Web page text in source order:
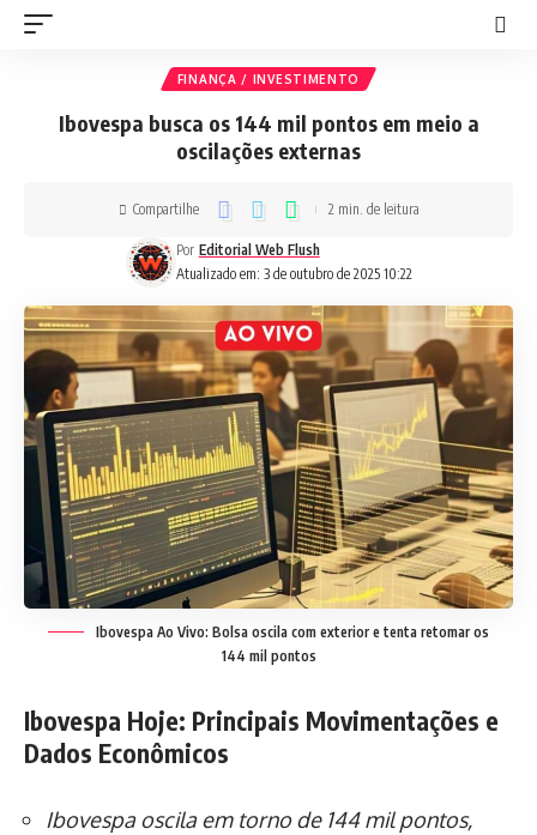
FINANÇA / INVESTIMENTO
Ibovespa busca os 144 mil pontos em meio a
oscilações externas
Atualizado em: 3 de outubro de 2025 10:22
Por Editorial Web Flush
Compartilhe 2 min. de leitura
Ibovespa Ao Vivo: Bolsa oscila com exterior e tenta retomar os
144 mil pontos
Ibovespa Hoje: Principais Movimentações e
Dados Econômicos
Ibovespa oscila em torno de 144 mil pontos,